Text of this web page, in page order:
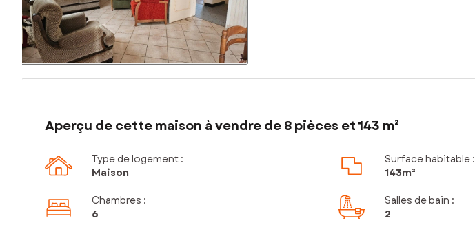
Aperçu de cette maison à vendre de 8 pièces et 143 m²
Type de logement :
Maison
Surface habitable :
143m²
Chambres :
6
Salles de bain :
2